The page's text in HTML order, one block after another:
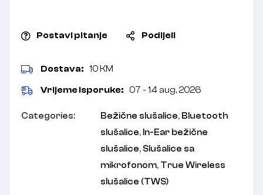
Postavi pitanje Podijeli
Dostava: 10 KM
Vrijeme isporuke: 07 - 14 aug, 2026
Categories: Bežične slušalice, Bluetooth
slušalice, In-Ear bežične
slušalice, Slušalice sa
mikrofonom, True Wireless
slušalice (TWS)